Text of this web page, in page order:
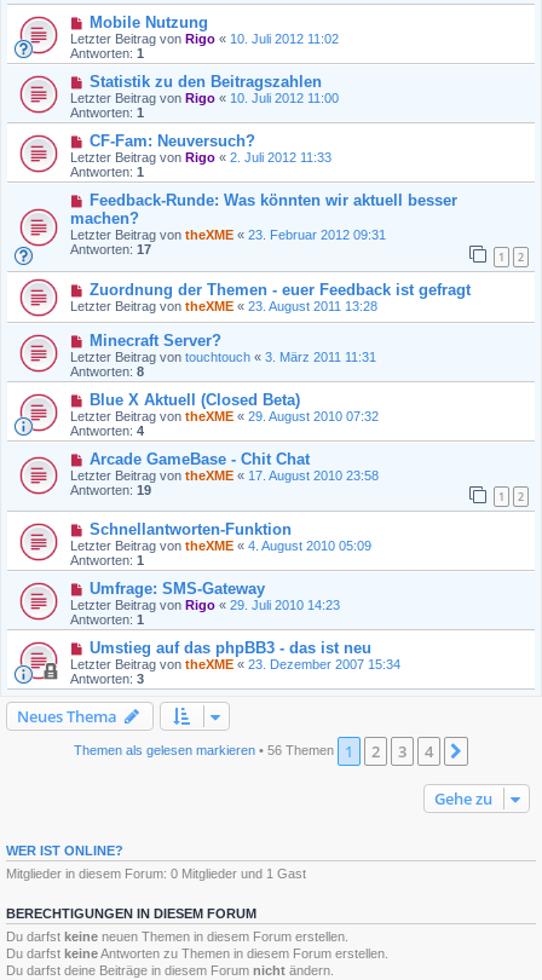
Mobile Nutzung
Letzter Beitrag von Rigo « 10. Juli 2012 11:02
Antworten: 1
Statistik zu den Beitragszahlen
Letzter Beitrag von Rigo « 10. Juli 2012 11:00
Antworten: 1
CF-Fam: Neuversuch?
Letzter Beitrag von Rigo « 2. Juli 2012 11:33
Antworten: 1
Feedback-Runde: Was könnten wir aktuell besser
machen?
Letzter Beitrag von theXME « 23. Februar 2012 09:31
Antworten: 17 1 2
Zuordnung der Themen - euer Feedback ist gefragt
Letzter Beitrag von theXME « 23. August 2011 13:28
Minecraft Server?
Letzter Beitrag von touchtouch « 3. März 2011 11:31
Antworten: 8
Blue X Aktuell (Closed Beta)
Letzter Beitrag von theXME « 29. August 2010 07:32
Antworten: 4
Arcade GameBase - Chit Chat
Letzter Beitrag von theXME « 17. August 2010 23:58
Antworten: 19 1 2
Schnellantworten-Funktion
Letzter Beitrag von theXME « 4. August 2010 05:09
Antworten: 1
Umfrage: SMS-Gateway
Letzter Beitrag von Rigo « 29. Juli 2010 14:23
Antworten: 1
Umstieg auf das phpBB3 - das ist neu
Letzter Beitrag von theXME « 23. Dezember 2007 15:34
Antworten: 3
Neues Thema
Themen als gelesen markieren • 56 Themen 1 2 3 4
Gehe zu
WER IST ONLINE?
Mitglieder in diesem Forum: 0 Mitglieder und 1 Gast
BERECHTIGUNGEN IN DIESEM FORUM
Du darfst keine neuen Themen in diesem Forum erstellen.
Du darfst keineAntworten zu Themen in diesem Forum erstellen.
Du darfst deine Beiträge in diesem Forum nicht ändern.